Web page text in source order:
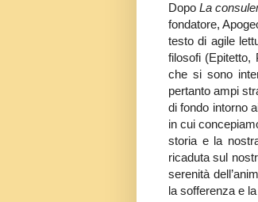
Dopo La
fondatore,
testo di agile
filosofi (Epitetto,
che si sono
pertanto ampi
di fondo intorno
in cui
storia e la
ricaduta sul
serenità
la sofferenza e